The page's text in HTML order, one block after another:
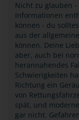
Nicht zu glauben
Informationen
können - du
aus der
können. Deine
aber, auch bei
herannahendes
Schwierigkeiten
Richtung ein
von
spät, und
gar nicht.